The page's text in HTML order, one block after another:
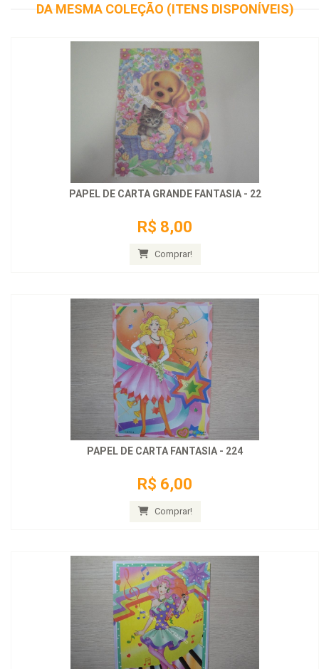
DA MESMA COLEÇÃO (ITENS DISPONÍVEIS)
PAPEL DE CARTA GRANDE FANTASIA - 22
R$ 8,00
Comprar!
PAPEL DE CARTA FANTASIA - 224
R$ 6,00
Comprar!